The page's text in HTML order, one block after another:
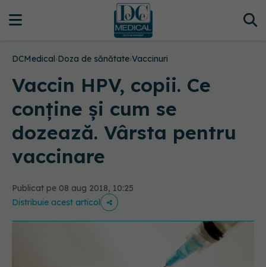
DCMedical›Doza de sănătate›Vaccinuri
Vaccin HPV, copii. Ce
conține și cum se
dozează. Vârsta pentru
vaccinare
Publicat pe 08 aug 2018, 10:25
Distribuie acest articol